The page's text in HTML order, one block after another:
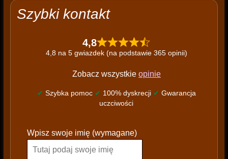
Szybki kontakt
4,8
4,8 na 5 gwiazdek (na podstawie 365 opinii)
Zobacz wszystkie opinie
✔ Szybka pomoc ✔ 100% dyskrecji ✔ Gwarancja
uczciwości
l
Wpisz swoje imię (wymagane)